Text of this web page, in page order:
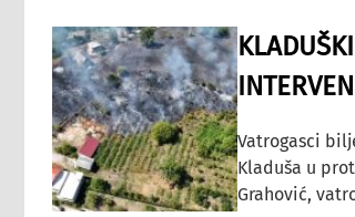
Vatrogasci
Kladuša u
Grahović,